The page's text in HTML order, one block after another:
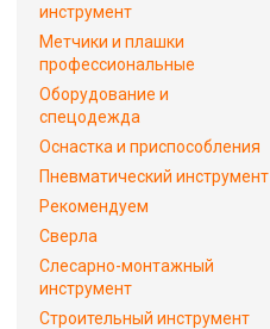
инструмент
Метчики и плашки
профессиональные
Оборудование и
спецодежда
Оснастка и приспособления
Пневматический инструмент
Рекомендуем
Сверла
Слесарно-монтажный
инструмент
Строительный инструмент